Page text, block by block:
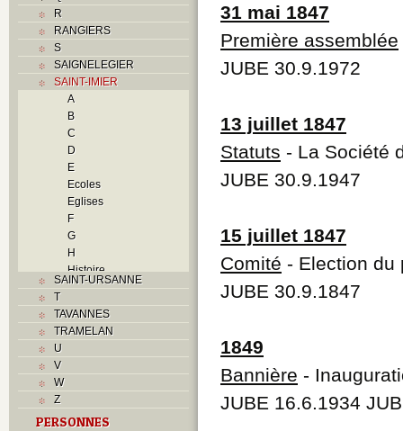
R
RANGIERS
S
SAIGNELEGIER
SAINT-IMIER
A
B
C
D
E
Ecoles
Eglises
F
G
H
Histoire
I
J
K
P
SAINT-URSANNE
T
TAVANNES
TRAMELAN
U
V
W
Z
PERSONNES
31 mai 1847
Première assemblée
JUBE 30.9.1972
13 juillet 1847
Statuts - La Société
JUBE 30.9.1947
15 juillet 1847
Comité - Election du
JUBE 30.9.1847
1849
Bannière -
JUBE 16.6.1934